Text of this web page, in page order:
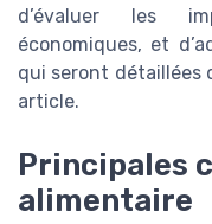
d’évaluer les
économiques, et
qui seront détaillées
article.
Principales
alimentaire